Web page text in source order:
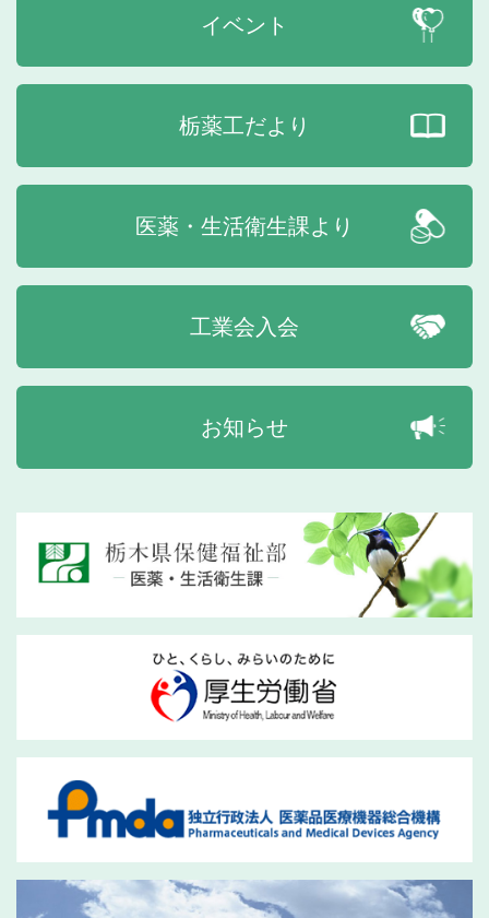
イベント
栃薬工だより
医薬・生活衛生課より
工業会入会
お知らせ